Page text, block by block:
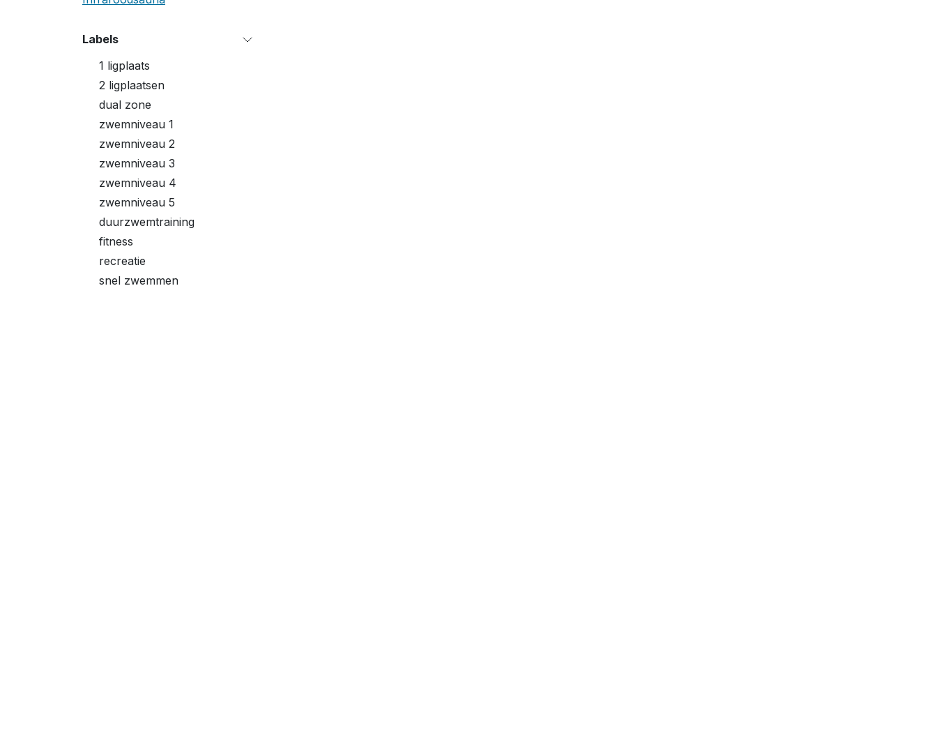
Labels
1 ligplaats
2 ligplaatsen
dual zone
zwemniveau 1
zwemniveau 2
zwemniveau 3
zwemniveau 4
zwemniveau 5
duurzwemtraining
fitness
recreatie
snel zwemmen